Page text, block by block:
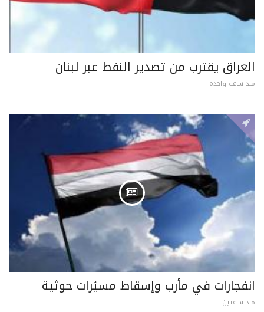
العراق يقترب من تصدير النفط عبر لبنان
منذ ساعة واحدة
انفجارات في مأرب وإسقاط مسيّرات حوثية
منذ ساعتين